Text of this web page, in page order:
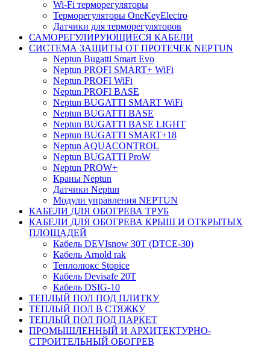
Wi-Fi терморегуляторы
Терморегуляторы OneKeyElectro
Датчики для терморегуляторов
САМОРЕГУЛИРУЮЩИЕСЯ КАБЕЛИ
СИСТЕМА ЗАЩИТЫ ОТ ПРОТЕЧЕК NEPTUN
Neptun Bugatti Smart Evo
Neptun PROFI SMART+ WiFi
Neptun PROFI WiFi
Neptun PROFI BASE
Neptun BUGATTI SMART WiFi
Neptun BUGATTI BASE
Neptun BUGATTI BASE LIGHT
Neptun BUGATTI SMART+18
Neptun AQUACONTROL
Neptun BUGATTI ProW
Neptun PROW+
Краны Neptun
Датчики Neptun
Модули управления NEPTUN
КАБЕЛИ ДЛЯ ОБОГРЕВА ТРУБ
КАБЕЛИ ДЛЯ ОБОГРЕВА КРЫШ И ОТКРЫТЫХ
ПЛОЩАДЕЙ
Кабель DEVIsnow 30Т (DTCE-30)
Кабель Arnold rak
Теплолюкс Stopice
Кабель Devisafe 20T
Кабель DSIG-10
ТЕПЛЫЙ ПОЛ ПОД ПЛИТКУ
ТЕПЛЫЙ ПОЛ В СТЯЖКУ
ТЕПЛЫЙ ПОЛ ПОД ПАРКЕТ
ПРОМЫШЛЕННЫЙ И АРХИТЕКТУРНО-
СТРОИТЕЛЬНЫЙ ОБОГРЕВ